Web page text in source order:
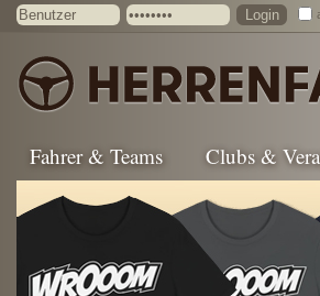
Fahrer & Teams Clubs &